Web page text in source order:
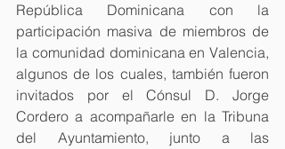
República Dominicana con la
participación masiva de miembros de
la comunidad dominicana en Valencia,
algunos de los cuales, también fueron
invitados por el Cónsul D. Jorge
Cordero a acompañarle en la Tribuna
del Ayuntamiento, junto a las